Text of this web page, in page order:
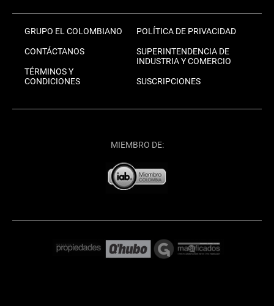
GRUPO EL COLOMBIANO
CONTÁCTANOS
TÉRMINOS Y
CONDICIONES
POLÍTICA DE PRIVACIDAD
SUPERINTENDENCIA DE
INDUSTRIA Y COMERCIO
SUSCRIPCIONES
MIEMBRO DE: